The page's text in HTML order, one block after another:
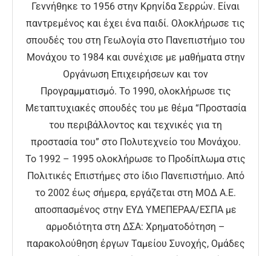
Γεννήθηκε το 1956 στην Κρηνίδα Σερρών. Είναι
παντρεμένος και έχει ένα παιδί. Ολοκλήρωσε τις
σπουδές του στη Γεωλογία στο Πανεπιστήμιο του
Μονάχου το 1984 και συνέχισε με μαθήματα στην
Οργάνωση Επιχειρήσεων και τον
Προγραμματισμό. Το 1990, ολοκλήρωσε τις
Μεταπτυχιακές σπουδές του με θέμα “Προστασία
του περιβάλλοντος και τεχνικές για τη
προστασία του” στο Πολυτεχνείο του Μονάχου.
Το 1992 – 1995 ολοκλήρωσε το Προδίπλωμα στις
Πολιτικές Επιστήμες στο ίδιο Πανεπιστήμιο. Από
το 2002 έως σήμερα, εργάζεται στη ΜΟΔ Α.Ε.
αποσπασμένος στην ΕΥΔ ΥΜΕΠΕΡΑΑ/ΕΣΠΑ με
αρμοδιότητα στη ΔΣΑ: Χρηματοδότηση –
παρακολούθηση έργων Ταμείου Συνοχής, Ομάδες